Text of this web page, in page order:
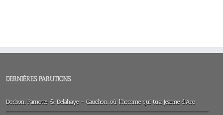
DERNIÈRES PARUTIONS
Dorison, Parnotte & Delahaye – Cauchon…où l’homme qui tua Jeanne d’Arc